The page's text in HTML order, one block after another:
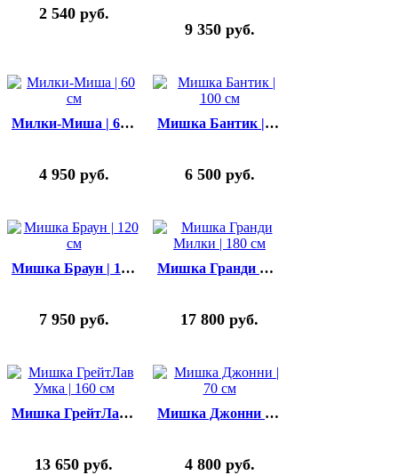
2 540 руб.
9 350 руб.
Милки-Миша | 60 см
4 950 руб.
Мишка Бантик | 100 см
6 500 руб.
Мишка Браун | 120 см
7 950 руб.
Мишка Гранди Милки | 180 cм
17 800 руб.
Мишка ГрейтЛав Умка | 160 cм
13 650 руб.
Мишка Джонни | 70 см
4 800 руб.